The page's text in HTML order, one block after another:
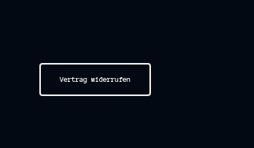
Vertrag widerrufen